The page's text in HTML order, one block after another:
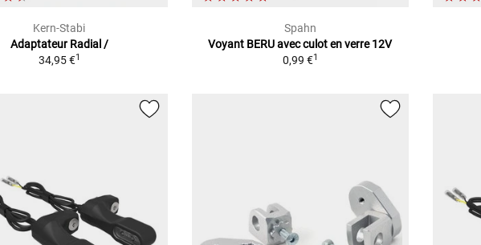
Kern-Stabi
Adaptateur Radial /
34,95 €1
Spahn
Voyant BERU avec culot en verre 12V
0,99 €1